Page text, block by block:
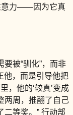
意力——因为它真
被“驯化”，而非
他，而是引导他把
，他的‘较真’变成
两周，推翻了自己
等奖。” 行动部